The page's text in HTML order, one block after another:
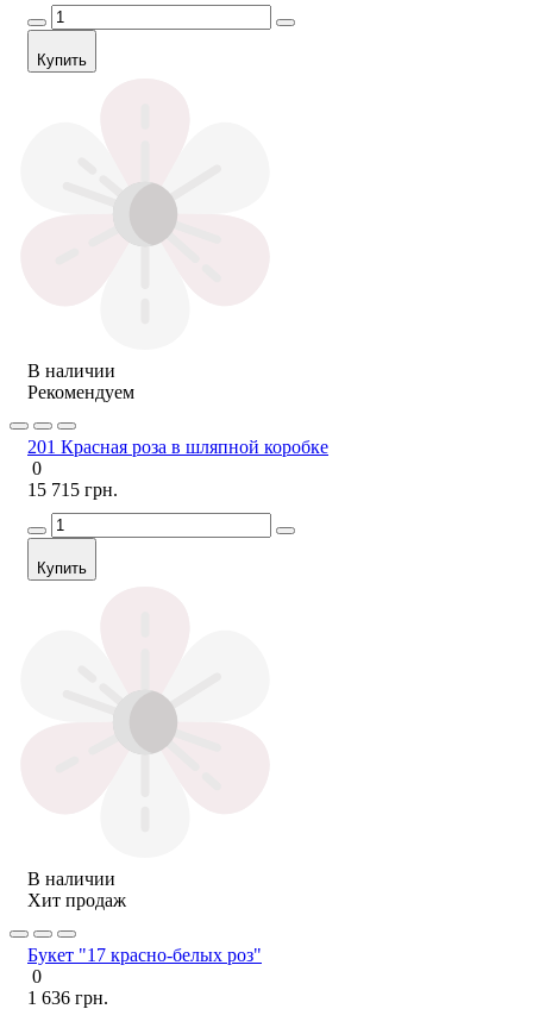
Купить
В наличии
Рекомендуем
201 Красная роза в шляпной коробке
0
15 715 грн.
Купить
В наличии
Хит продаж
Букет "17 красно-белых роз"
0
1 636 грн.